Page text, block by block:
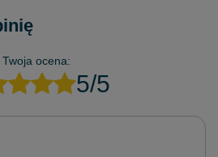
Twoja ocena:
5/5